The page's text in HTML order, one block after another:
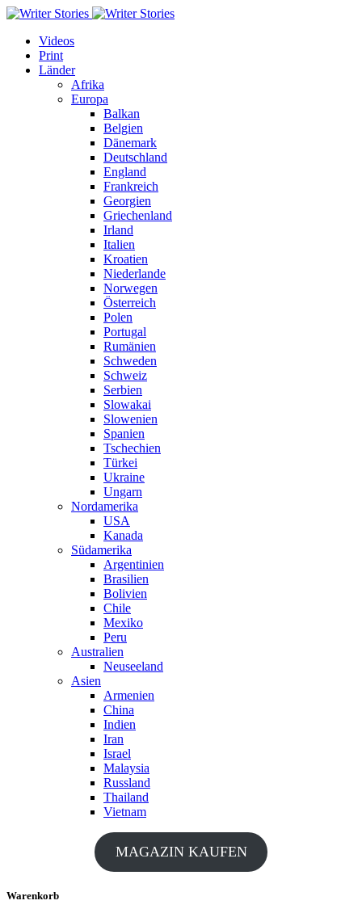
Videos
Print
Länder
Afrika
Europa
Balkan
Belgien
Dänemark
Deutschland
England
Frankreich
Georgien
Griechenland
Irland
Italien
Kroatien
Niederlande
Norwegen
Österreich
Polen
Portugal
Rumänien
Schweden
Schweiz
Serbien
Slowakai
Slowenien
Spanien
Tschechien
Türkei
Ukraine
Ungarn
Nordamerika
USA
Kanada
Südamerika
Argentinien
Brasilien
Bolivien
Chile
Mexiko
Peru
Australien
Neuseeland
Asien
Armenien
China
Indien
Iran
Israel
Malaysia
Russland
Thailand
Vietnam
MAGAZIN KAUFEN
Warenkorb